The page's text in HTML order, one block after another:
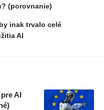
(porovnanie)
inak trvalo celé
AI
AI